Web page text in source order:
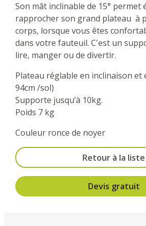
Son mât inclinable de 15° permet
rapprocher son grand plateau à
corps, lorsque vous êtes
dans votre fauteuil. C'est un
lire, manger ou de divertir.
Plateau réglable en inclinaison et
94cm /sol)
Supporte jusqu’à 10kg.
Poids 7 kg
Couleur ronce de noyer
Retour à la liste
Devis gratuit